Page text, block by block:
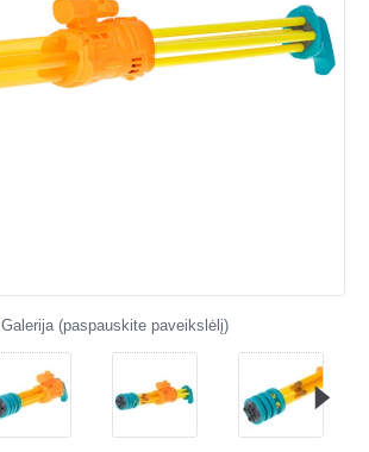
Galerija (paspauskite paveikslėlį)